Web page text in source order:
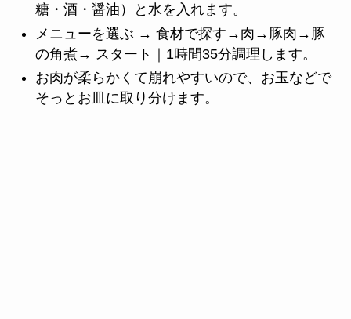
糖・酒・醤油）と水を入れます。
メニューを選ぶ → 食材で探す→肉→豚肉→豚
の角煮→ スタート｜1時間35分調理します。
お肉が柔らかくて崩れやすいので、お玉などで
そっとお皿に取り分けます。